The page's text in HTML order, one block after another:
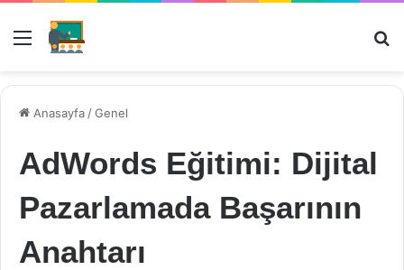
Menü
Anasayfa /Genel
AdWords Eğitimi: Dijital
Pazarlamada Başarının
Anahtarı